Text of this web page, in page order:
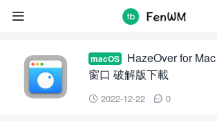

macOS
HazeOver for
窗口 破解版下載
 2022-12-22  0